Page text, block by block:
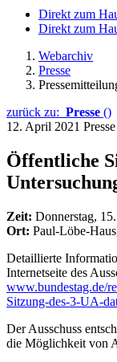
Direkt zum
Direkt zum
Webarchiv
Presse
zurück zu: Presse ()
12. April 2021 Presse
Öffentliche
Zeit: Donnerstag,
Ort: Paul-Löbe-
Detaillierte
Internetseite des
www.bundestag.de/
Sitzung-des-3-UA-
Der Ausschuss
die Möglichkeit von